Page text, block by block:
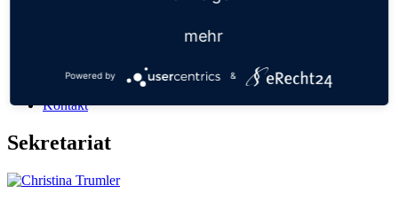
Schulanfänger aus anderen Schulbezirken
Kontakt
Sekretariat
mehr
Powered by &